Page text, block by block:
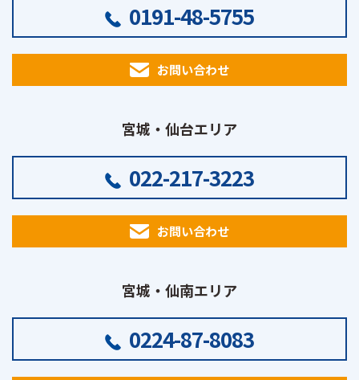
0191-48-5755
お問い合わせ
宮城・仙台エリア
022-217-3223
お問い合わせ
宮城・仙南エリア
0224-87-8083